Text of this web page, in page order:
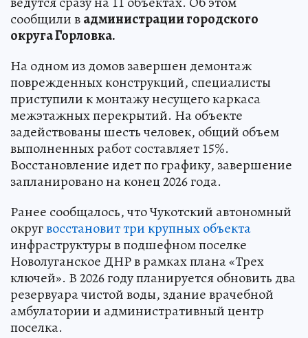
сообщили вадминистрации городского
округа Горловка.
На одном из домов завершен демонтаж
поврежденных конструкций, специалисты
приступили к монтажу несущего каркаса
межэтажных перекрытий. На объекте
задействованы шесть человек, общий объем
выполненных работ составляет 15%.
Восстановление идет по графику, завершение
запланировано на конец 2026 года.
Ранее сообщалось, что Чукотский автономный
округвосстановит три крупных объекта
инфраструктуры в подшефном поселке
Новолуганское ДНР в рамках плана «Трех
ключей». В 2026 году планируется обновить два
резервуара чистой воды, здание врачебной
амбулатории и административный центр
поселка.